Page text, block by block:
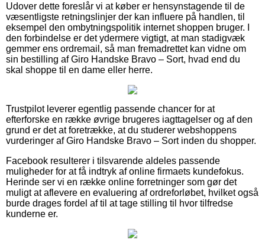
Udover dette foreslår vi at køber er hensynstagende til de
væsentligste retningslinjer der kan influere på handlen, til
eksempel den ombytningspolitik internet shoppen bruger. I
den forbindelse er det ydermere vigtigt, at man stadigvæk
gemmer ens ordremail, så man fremadrettet kan vidne om
sin bestilling af Giro Handske Bravo – Sort, hvad end du
skal shoppe til en dame eller herre.
Trustpilot leverer egentlig passende chancer for at
efterforske en række øvrige brugeres iagttagelser og af den
grund er det at foretrække, at du studerer webshoppens
vurderinger af Giro Handske Bravo – Sort inden du shopper.
Facebook resulterer i tilsvarende aldeles passende
muligheder for at få indtryk af online firmaets kundefokus.
Herinde ser vi en række online forretninger som gør det
muligt at aflevere en evaluering af ordreforløbet, hvilket også
burde drages fordel af til at tage stilling til hvor tilfredse
kunderne er.